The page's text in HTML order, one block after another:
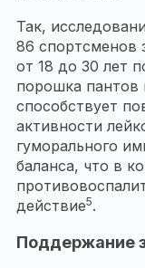
Так,
86 спортсменов
от 18 до 30 лет
порошка пантов
способствует
активности
гуморального
баланса, что в
действие5.
Поддержание